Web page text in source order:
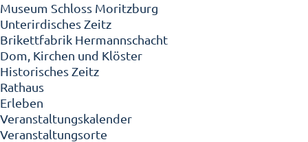
Museum Schloss Moritzburg
Unterirdisches Zeitz
Brikettfabrik Hermannschacht
Dom, Kirchen und Klöster
Historisches Zeitz
Rathaus
Erleben
Veranstaltungskalender
Veranstaltungsorte